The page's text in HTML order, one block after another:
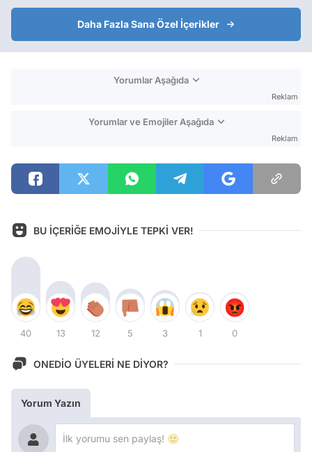
Daha Fazla Sana Özel İçerikler
Yorumlar Aşağıda
Reklam
Yorumlar ve Emojiler Aşağıda
Reklam
BU İÇERİĞE EMOJİYLE TEPKİ VER!
40 13 12 5 3 1 0
ONEDİO ÜYELERİ NE DİYOR?
Yorum Yazın